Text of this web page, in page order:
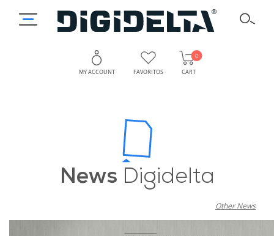
MY ACCOUNT FAVORITOS CART
0
News Digidelta
Other News
Decoration
Transformed